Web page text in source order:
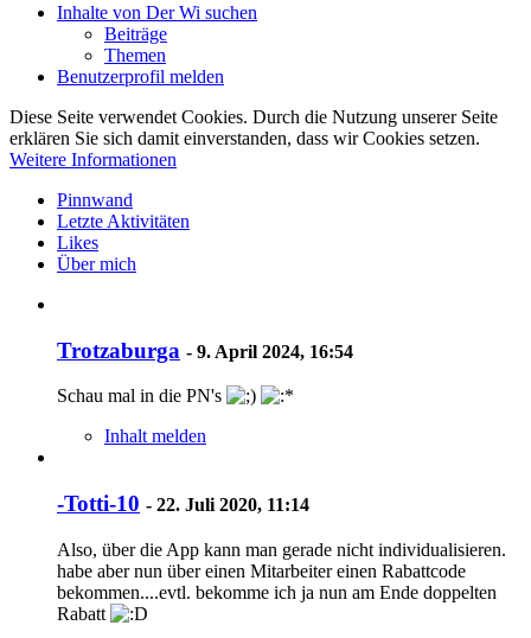
Inhalte von Der Wi suchen
Beiträge
Themen
Benutzerprofil melden
Diese Seite verwendet Cookies. Durch die Nutzung unserer Seite
erklären Sie sich damit einverstanden, dass wir Cookies setzen.
Weitere Informationen
Pinnwand
Letzte Aktivitäten
Likes
Über mich
Trotzaburga - 9. April 2024, 16:54
Schau mal in die PN's
Inhalt melden
-Totti-10 - 22. Juli 2020, 11:14
Also, über die App kann man gerade nicht individualisieren.
habe aber nun über einen Mitarbeiter einen Rabattcode
bekommen....evtl. bekomme ich ja nun am Ende doppelten
Rabatt